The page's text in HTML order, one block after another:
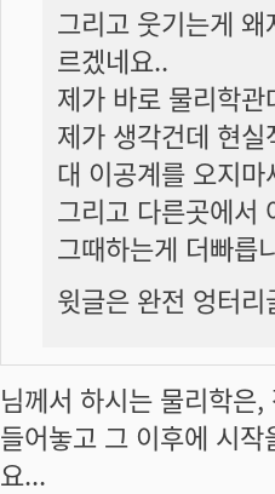
그리고 웃기는게
르겠네요..
제가 바로 물리학관
제가 생각건데 현
대 이공계를 오지마
그리고 다른곳에서
그때하는게 더빠릅
윗글은 완전 엉터
님께서 하시는 물리학은
들어놓고 그 이후에 시
요...